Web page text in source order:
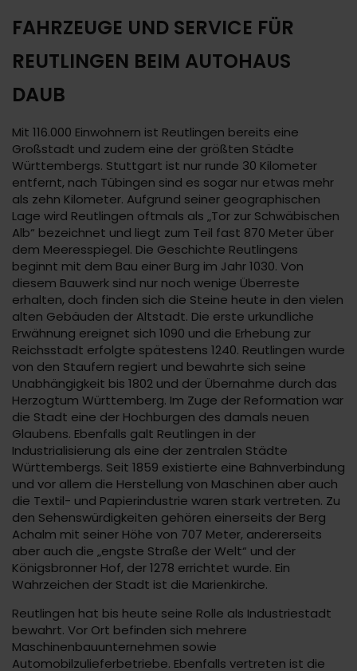
FAHRZEUGE UND SERVICE FÜR
REUTLINGEN BEIM AUTOHAUS
DAUB
Mit 116.000 Einwohnern ist Reutlingen bereits eine
Großstadt und zudem eine der größten Städte
Württembergs. Stuttgart ist nur runde 30 Kilometer
entfernt, nach Tübingen sind es sogar nur etwas mehr
als zehn Kilometer. Aufgrund seiner geographischen
Lage wird Reutlingen oftmals als „Tor zur Schwäbischen
Alb“ bezeichnet und liegt zum Teil fast 870 Meter über
dem Meeresspiegel. Die Geschichte Reutlingens
beginnt mit dem Bau einer Burg im Jahr 1030. Von
diesem Bauwerk sind nur noch wenige Überreste
erhalten, doch finden sich die Steine heute in den vielen
alten Gebäuden der Altstadt. Die erste urkundliche
Erwähnung ereignet sich 1090 und die Erhebung zur
Reichsstadt erfolgte spätestens 1240. Reutlingen wurde
von den Staufern regiert und bewahrte sich seine
Unabhängigkeit bis 1802 und der Übernahme durch das
Herzogtum Württemberg. Im Zuge der Reformation war
die Stadt eine der Hochburgen des damals neuen
Glaubens. Ebenfalls galt Reutlingen in der
Industrialisierung als eine der zentralen Städte
Württembergs. Seit 1859 existierte eine Bahnverbindung
und vor allem die Herstellung von Maschinen aber auch
die Textil- und Papierindustrie waren stark vertreten. Zu
den Sehenswürdigkeiten gehören einerseits der Berg
Achalm mit seiner Höhe von 707 Meter, andererseits
aber auch die „engste Straße der Welt“ und der
Königsbronner Hof, der 1278 errichtet wurde. Ein
Wahrzeichen der Stadt ist die Marienkirche.
Reutlingen hat bis heute seine Rolle als Industriestadt
bewahrt. Vor Ort befinden sich mehrere
Maschinenbauunternehmen sowie
Automobilzulieferbetriebe. Ebenfalls vertreten ist die